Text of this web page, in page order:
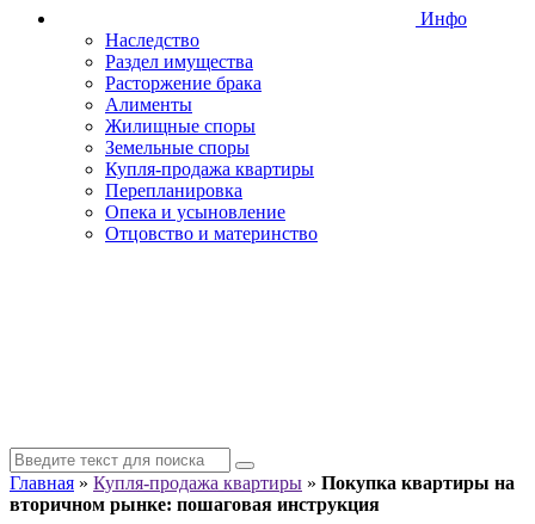
Инфо
Наследство
Раздел имущества
Расторжение брака
Алименты
Жилищные споры
Земельные споры
Купля-продажа квартиры
Перепланировка
Опека и усыновление
Отцовство и материнство
Главная » Купля-продажа квартиры » Покупка квартиры на
вторичном рынке: пошаговая инструкция